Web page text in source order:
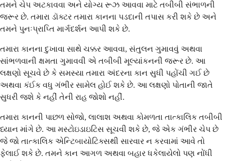
તમને ચેપ અટકાવવા અને યોગ્ય રૂઝ આવવા માટે તબીબી સંભાળની
જરૂર છે. તમારા ડૉક્ટર તમારા કાનના પડદાની તપાસ કરી શકે છે અને
તમને પુનઃપ્રાપ્તિ માર્ગદર્શન આપી શકે છે.
તમારા કાનના દુખાવા સાથે ચક્કર આવવા, સંતુલન ગુમાવવું અથવા
સાંભળવાની ક્ષમતા ગુમાવવી એ તબીબી મૂલ્યાંકનની જરૂર છે. આ
લક્ષણો સૂચવે છે કે સમસ્યા તમારા અંદરના કાન સુધી પહોંચી ગઈ છે
અથવા કંઈક વધુ ગંભીર સામેલ હોઈ શકે છે. આ લક્ષણો પોતાની જાતે
સુધરી જશે કે નહીં તેની રાહ જોશો નહીં.
તમારા કાનની પાછળ સોજો, લાલાશ અથવા કોમળતા તાત્કાલિક તબીબી
ધ્યાન માંગે છે. આ મસ્ટોઇડાઇટિસ સૂચવી શકે છે, જે એક ગંભીર ચેપ છે
જે જો તાત્કાલિક એન્ટિબાયોટિક્સથી સારવાર ન કરવામાં આવે તો
ફેલાઈ શકે છે. તમને કાન આગળ અથવા બહાર ધકેલાયેલો પણ નોંધી